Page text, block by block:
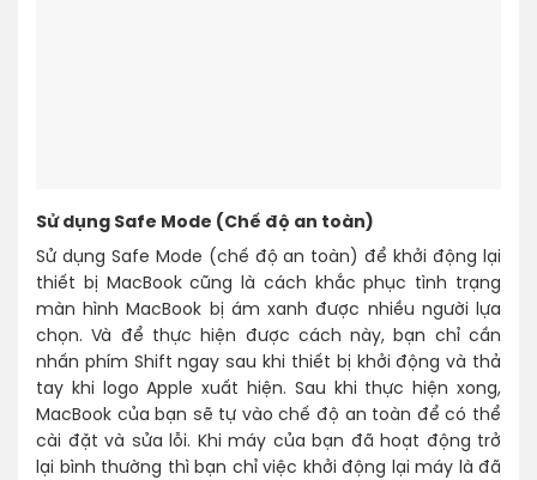
Sử dụng Safe Mode (Chế độ an toàn)
Sử dụng Safe Mode (chế độ an toàn) để khởi động lại
thiết bị MacBook cũng là cách khắc phục tình trạng
màn hình MacBook bị ám xanh được nhiều người lựa
chọn. Và để thực hiện được cách này, bạn chỉ cần
nhấn phím Shift ngay sau khi thiết bị khởi động và thả
tay khi logo Apple xuất hiện. Sau khi thực hiện xong,
MacBook của bạn sẽ tự vào chế độ an toàn để có thể
cài đặt và sửa lỗi. Khi máy của bạn đã hoạt động trở
lại bình thường thì bạn chỉ việc khởi động lại máy là đã